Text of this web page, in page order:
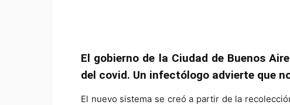
El gobierno de la Ciudad de Buenos
del covid. Un infectólogo advierte que
El nuevo sistema se creó a partir de la